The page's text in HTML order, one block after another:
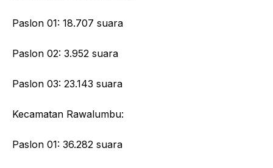
Paslon 01: 18.707 suara
Paslon 02: 3.952 suara
Paslon 03: 23.143 suara
Kecamatan Rawalumbu:
Paslon 01: 36.282 suara